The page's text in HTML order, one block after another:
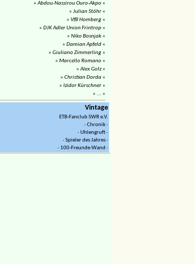
»Abdou-Nassirou Ouro-Akpo «
» Julian Stöhr «
» VfB Homberg «
» DJK Adler Union Frintrop «
» Niko Bosnjak «
» Damian Apfeld «
» Giuliano Zimmerling «
» Marcello Romano «
»Alex Golz«
» Christian Dorda «
» Izidor Kürschner «
» ... «
Vintage
ETB-Fanclub SWR e.V.
· Chronik ·
· Uhlengruft ·
· Spieler des Jahres ·
· 100-Freunde-Wand ·